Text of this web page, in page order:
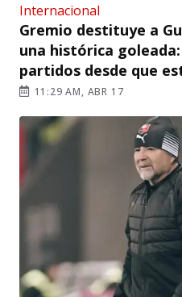
Internacional
Gremio destituye a
una histórica
partidos desde que
11:29 AM, ABR 17